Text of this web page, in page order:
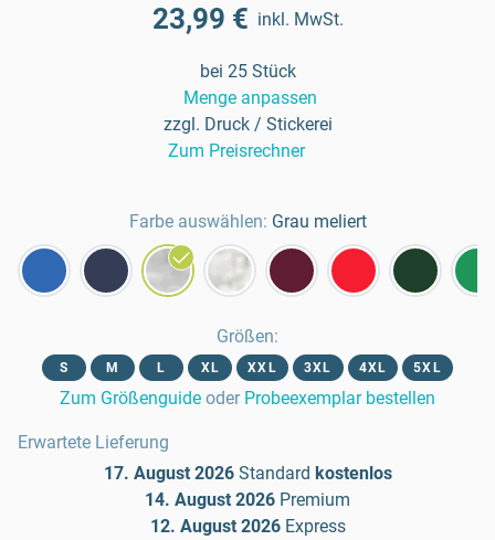
23,99 € inkl. MwSt.
bei 25 Stück
Menge anpassen
zzgl. Druck / Stickerei
Zum Preisrechner
Farbe auswählen: Grau meliert
Größen:
S M L XL XXL 3XL 4XL 5XL
Zum Größenguide oder Probeexemplar bestellen
Erwartete Lieferung
17. August 2026 Standard kostenlos
14. August 2026 Premium
12. August 2026 Express